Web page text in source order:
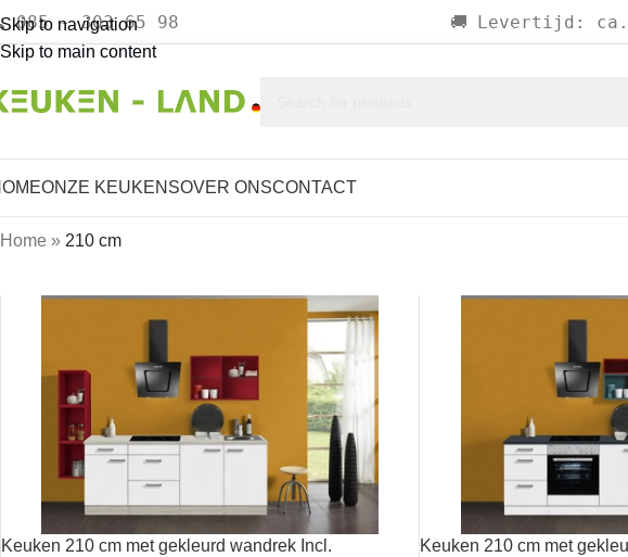
Skip to navigation
Skip to main content
085 - 303 65 98 🚚 Levertijd: ca.
ONZE KEUKENSOVER ONSCONTACT
Home » 210 cm
Keuken 210 cm met gekleurd wandrek Incl.
Keuken 210 cm met